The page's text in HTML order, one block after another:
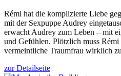
Rémi hat die komplizierte Liebe
mit der Sexpuppe Audrey
erwacht Audrey zum Leben – mit
und Gefühlen. Plötzlich muss Rémi
vermeintliche Traumfrau wirklich
zur Detailseite